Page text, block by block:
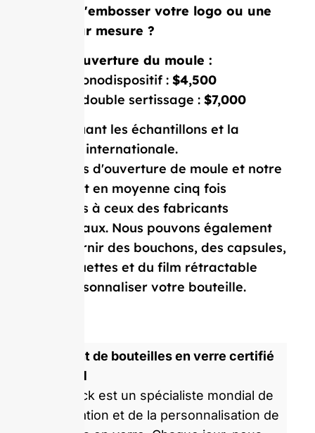
Besoin d'embosser votre logo ou une
forme sur mesure ?
Coût d'ouverture du moule :
Moule monodispositif : $4,500
Moule à double sertissage : $7,000
Prix incluant les échantillons et la
livraison internationale.
Nos coûts d'ouverture de moule et notre
MOQ sont en moyenne cinq fois
inférieurs à ceux des fabricants
occidentaux. Nous pouvons également
vous fournir des bouchons, des capsules,
des étiquettes et du film rétractable
pour personnaliser votre bouteille.
Fabricant de bouteilles en verre certifié
ISO 9001
GlassRock est un spécialiste mondial de
la fabrication et de la personnalisation de